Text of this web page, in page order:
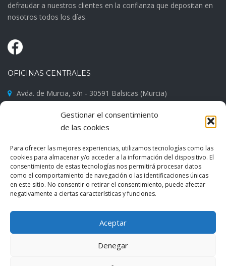
Gestionar el consentimiento
de las cookies
Para ofrecer las mejores experiencias, utilizamos tecnologías como las
cookies para almacenar y/o acceder a la información del dispositivo. El
consentimiento de estas tecnologías nos permitirá procesar datos
como el comportamiento de navegación o las identificaciones únicas
en este sitio. No consentir o retirar el consentimiento, puede afectar
negativamente a ciertas características y funciones.
Aceptar
Denegar
defraudar a nuestros clientes en la confianza que depositan en
nosotros todos los días.
OFICINAS CENTRALES
Avda. de Murcia, s/n - 30591 Balsicas (Murcia)
info@hormigonesmarmenor.com
Reservados todos los derechos HORMIGONES MAR MENOR